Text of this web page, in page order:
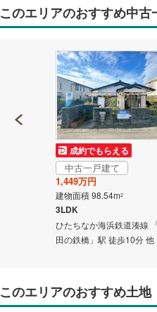
このエリアのおすすめ中古
成約でもらえる
中古一戸建て
1,449万円
建物面積 98.54m2
3LDK
ひたちなか海浜鉄道湊線
田の鉄橋」駅 徒歩10分 他
このエリアのおすすめ土地
吹
サ
キッ
独
浴室
バル
収納